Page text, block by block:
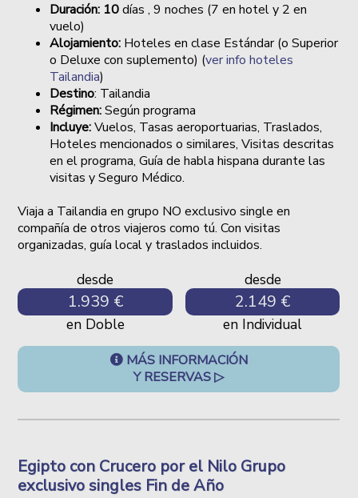
Duración: 10días , 9 noches (7 en hotel y 2 en
vuelo)
Alojamiento: Hoteles en clase Estándar (o Superior
o Deluxe con suplemento) (ver info hoteles
Tailandia)
Destino: Tailandia
Régimen:Según programa
Incluye:Vuelos, Tasas aeroportuarias, Traslados,
Hoteles mencionados o similares, Visitas descritas
en el programa, Guía de habla hispana durante las
visitas y Seguro Médico.
Viaja a Tailandia en grupo NO exclusivo single en
compañía de otros viajeros como tú. Con visitas
organizadas, guía local y traslados incluidos.
desde
1.939 €
en Doble
desde
2.149 €
en Individual
MÁS INFORMACIÓN
Y RESERVAS ▷
Egipto con Crucero por el Nilo Grupo
exclusivo singles Fin de Año